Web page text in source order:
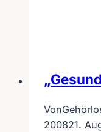
Von
200821.